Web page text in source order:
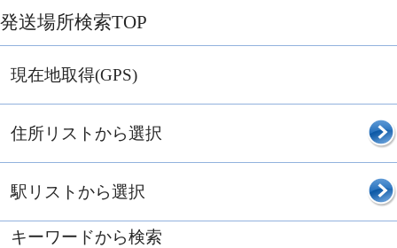
発送場所検索TOP
現在地取得(GPS)
住所リストから選択
駅リストから選択
キーワードから検索